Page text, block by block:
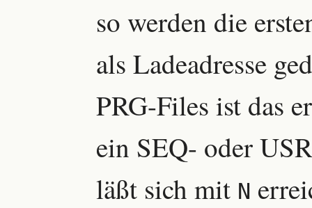
so werden die
als Ladeadresse
PRG-Files ist das
ein SEQ- oder
läßt sich mit N